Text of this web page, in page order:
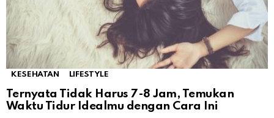
KESEHATAN LIFESTYLE
Ternyata Tidak Harus 7-8 Jam, Temukan
Waktu Tidur Idealmu dengan Cara Ini